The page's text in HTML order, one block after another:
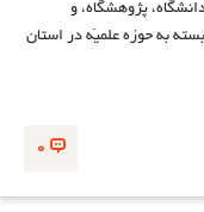
پژوهشگاه، و
به حوزه علمیّه در استان
0